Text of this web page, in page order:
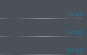
Email
Email
Email